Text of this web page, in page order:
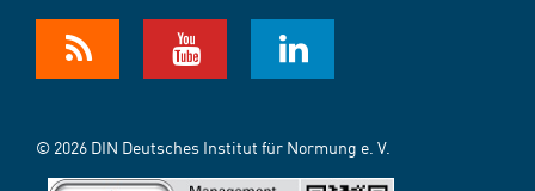
© 2026 DIN Deutsches Institut für Normung e. V.